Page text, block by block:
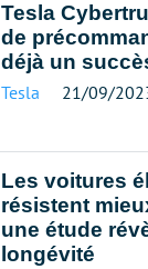
Tesla
de
déjà un
Tesla 21/09/
Les voitures
résistent
une étude
longévité